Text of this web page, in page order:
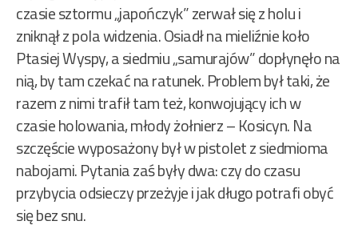
czasie sztormu „japończyk” zerwał się z holu i
zniknął z pola widzenia. Osiadł na mieliźnie koło
Ptasiej Wyspy, a siedmiu „samurajów” dopłynęło na
nią, by tam czekać na ratunek. Problem był taki, że
razem z nimi trafił tam też, konwojujący ich w
czasie holowania, młody żołnierz – Kosicyn. Na
szczęście wyposażony był w pistolet z siedmioma
nabojami. Pytania zaś były dwa: czy do czasu
przybycia odsieczy przeżyje i jak długo potrafi obyć
się bez snu.